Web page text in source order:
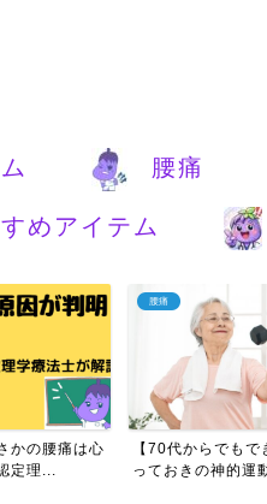
腰痛
めアイテム
かの腰痛は心
定理...
腰痛
【70代からでもで
っておきの神的運